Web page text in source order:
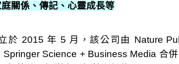
關係、傳記、心靈成長等
於 2015 年 5 月，該公司由 Nature
Science + Business Media 合